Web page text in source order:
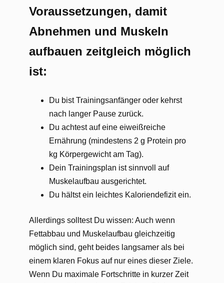
Voraussetzungen, damit
Abnehmen und Muskeln
aufbauen zeitgleich möglich
ist:
Du bist Trainingsanfänger oder kehrst
nach langer Pause zurück.
Du achtest auf eine eiweißreiche
Ernährung (mindestens 2 g Protein pro
kg Körpergewicht am Tag).
Dein Trainingsplan ist sinnvoll auf
Muskelaufbau ausgerichtet.
Du hältst ein leichtes Kaloriendefizit ein.
Allerdings solltest Du wissen: Auch wenn
Fettabbau und Muskelaufbau gleichzeitig
möglich sind, geht beides langsamer als bei
einem klaren Fokus auf nur eines dieser Ziele.
Wenn Du maximale Fortschritte in kurzer Zeit